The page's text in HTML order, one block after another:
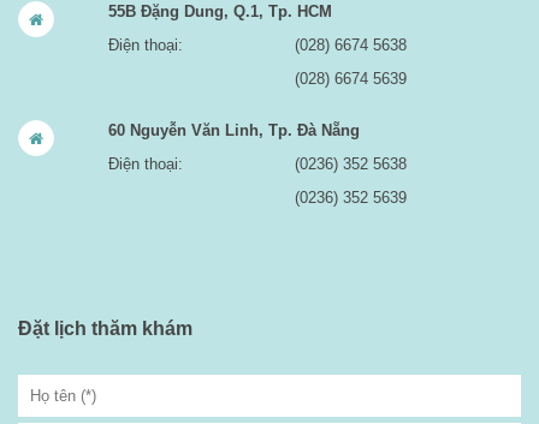
55B Đặng Dung, Q.1, Tp. HCM
Điện thoại:
(028) 6674 5638
(028) 6674 5639
60 Nguyễn Văn Linh, Tp. Đà Nẵng
Điện thoại:
(0236) 352 5638
(0236) 352 5639
Đặt lịch thăm khám